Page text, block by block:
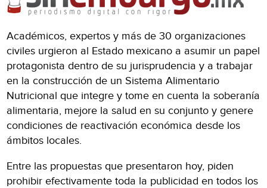
Académicos, expertos y más de 30 organizaciones
civiles urgieron al Estado mexicano a asumir un papel
protagonista dentro de su jurisprudencia y a trabajar
en la construcción de un Sistema Alimentario
Nutricional que integre y tome en cuenta la soberanía
alimentaria, mejore la salud en su conjunto y genere
condiciones de reactivación económica desde los
ámbitos locales.
Entre las propuestas que presentaron hoy, piden
prohibir efectivamente toda la publicidad en todos los